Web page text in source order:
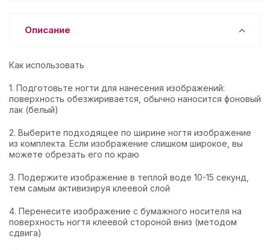
Описание
Как использовать
1. Подготовьте ногти для нанесения изображений:
поверхность обезжиривается, обычно наносится фоновый
лак (белый)
2. Выберите подходящее по ширине ногтя изображение
из комплекта. Если изображение слишком широкое, вы
можете обрезать его по краю
3. Подержите изображение в теплой воде 10-15 секунд,
тем самым активизируя клеевой слой
4. Перенесите изображение с бумажного носителя на
поверхность ногтя клеевой стороной вниз (методом
сдвига)